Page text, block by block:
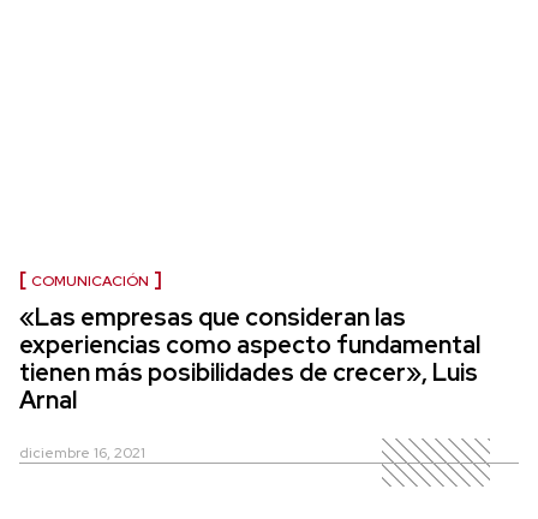
COMUNICACIÓN
«Las empresas que consideran las
experiencias como aspecto fundamental
tienen más posibilidades de crecer», Luis
Arnal
diciembre 16, 2021